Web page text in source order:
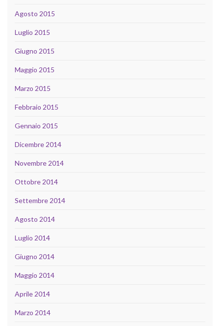
Agosto 2015
Luglio 2015
Giugno 2015
Maggio 2015
Marzo 2015
Febbraio 2015
Gennaio 2015
Dicembre 2014
Novembre 2014
Ottobre 2014
Settembre 2014
Agosto 2014
Luglio 2014
Giugno 2014
Maggio 2014
Aprile 2014
Marzo 2014